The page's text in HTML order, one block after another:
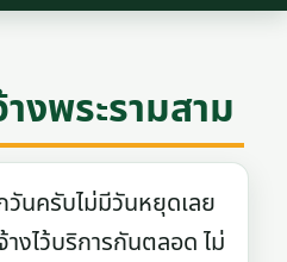
งพระรามสาม
นครับไม่มีวันหยุดเลย
งไว้บริการกันตลอด ไม่